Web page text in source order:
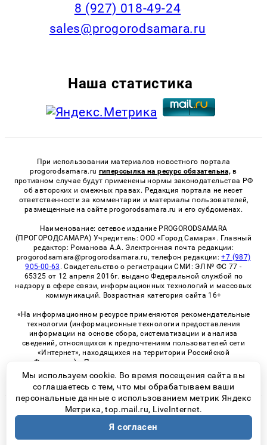
8 (927) 018-49-24
sales@progorodsamara.ru
Наша статистика
При использовании материалов новостного портала
progorodsamara.ru гиперссылка на ресурс обязательна, в
противном случае будут применены нормы законодательства РФ
об авторских и смежных правах. Редакция портала не несет
ответственности за комментарии и материалы пользователей,
размещенные на сайте progorodsamara.ru и его субдоменах.
Наименование: сетевое издание PROGORODSAMARA
(ПРОГОРОДСАМАРА) Учредитель: ООО «Город Самара». Главный
редактор: Романова А.А. Электронная почта редакции:
progorodsamara@progorodsamara.ru, телефон редакции:+7 (987)
905-00-63 . Свидетельство о регистрации СМИ: ЭЛ № ФС 77 -
65325 от 12 апреля 2016г. выдано Федеральной службой по
надзору в сфере связи, информационных технологий и массовых
коммуникаций. Возрастная категория сайта 16+
«На информационном ресурсе применяются рекомендательные
технологии (информационные технологии предоставления
информации на основе сбора, систематизации и анализа
сведений, относящихся к предпочтениям пользователей сети
«Интернет», находящихся на территории Российской
Федерации)». Правила применения рекомендательных
технологий в виджетах рекламно-обменной сети
«СМИ2» (PDF)
© 2026 «ProGorodSamara» | Все права защищены
Возрастная категория сайта 16+
Политика конфиденциальности
Мы используем cookie. Во время посещения сайта вы
соглашаетесь с тем, что мы обрабатываем ваши
персональные данные с использованием метрик Яндекс
Метрика, top.mail.ru, LiveInternet.
Я согласен